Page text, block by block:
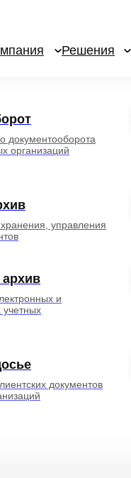
Решения
документов
и
управления
документооборота
организаций